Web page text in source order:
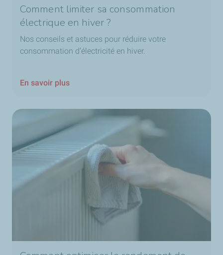
Comment limiter sa consommation
électrique en hiver ?
Nos conseils et astuces pour réduire votre
consommation d’électricité en hiver.
En savoir plus